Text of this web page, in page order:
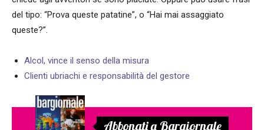
del tipo: “Prova queste patatine”, o “Hai mai assaggiato
queste?”.
Alcol, vince il senso della misura
Clienti ubriachi e responsabilità del gestore
Abbonati a Bargiornale